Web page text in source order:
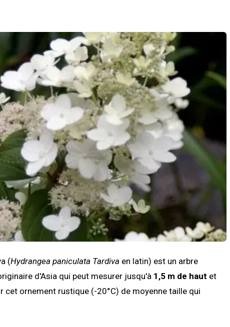
(Hydrangea paniculata Tardiva en latin) est un arbre
d'Asia qui peut mesurer jusqu'à 1,5 m de haut et
cet ornement rustique (-20°C) de moyenne taille qui